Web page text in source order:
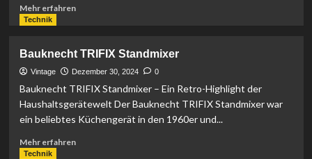
Mehr erfahrenMehr
GmbH
und
das
Modell
Technik
Bauknecht TRIFIX Standmixer
Vintage Dezember 30, 2024 0
Bauknecht TRIFIX Standmixer – Ein Retro-Highlight der
Haushaltsgerätewelt Der Bauknecht TRIFIX Standmixer war
ein beliebtes Küchengerät in den 1960er und...
Mehr erfahrenMehr
Technik